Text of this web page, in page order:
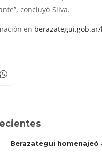
concluyó Silva.
en
Berazategui homenajeó